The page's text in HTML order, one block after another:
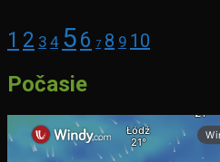
1 2 3 4 56 7 8 9 10
Počasie